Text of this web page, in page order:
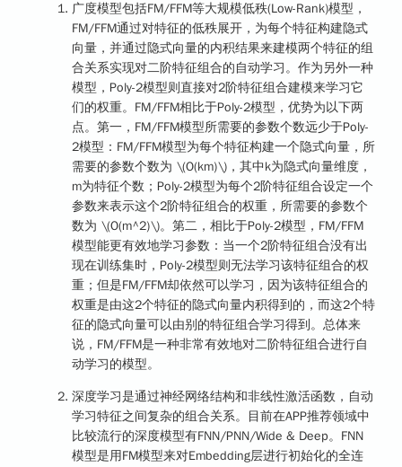
广度模型包括FM/FFM等大规模低秩(Low-Rank)模型，
FM/FFM通过对特征的低秩展开，为每个特征构建隐式
向量，并通过隐式向量的内积结果来建模两个特征的组
合关系实现对二阶特征组合的自动学习。作为另外一种
模型，Poly-2模型则直接对2阶特征组合建模来学习它
们的权重。FM/FFM相比于Poly-2模型，优势为以下两
点。第一，FM/FFM模型所需要的参数个数远少于Poly-
2模型：FM/FFM模型为每个特征构建一个隐式向量，所
需要的参数个数为 \(O(km)\) ，其中k为隐式向量维度，
m为特征个数；Poly-2模型为每个2阶特征组合设定一个
参数来表示这个2阶特征组合的权重，所需要的参数个
数为 \(O(m^2)\)。第二，相比于Poly-2模型，FM/FFM
模型能更有效地学习参数：当一个2阶特征组合没有出
现在训练集时，Poly-2模型则无法学习该特征组合的权
重；但是FM/FFM却依然可以学习，因为该特征组合的
权重是由这2个特征的隐式向量内积得到的，而这2个特
征的隐式向量可以由别的特征组合学习得到。总体来
说，FM/FFM是一种非常有效地对二阶特征组合进行自
动学习的模型。
深度学习是通过神经网络结构和非线性激活函数，自动
学习特征之间复杂的组合关系。目前在APP推荐领域中
比较流行的深度模型有FNN/PNN/Wide & Deep。FNN
模型是用FM模型来对Embedding层进行初始化的全连